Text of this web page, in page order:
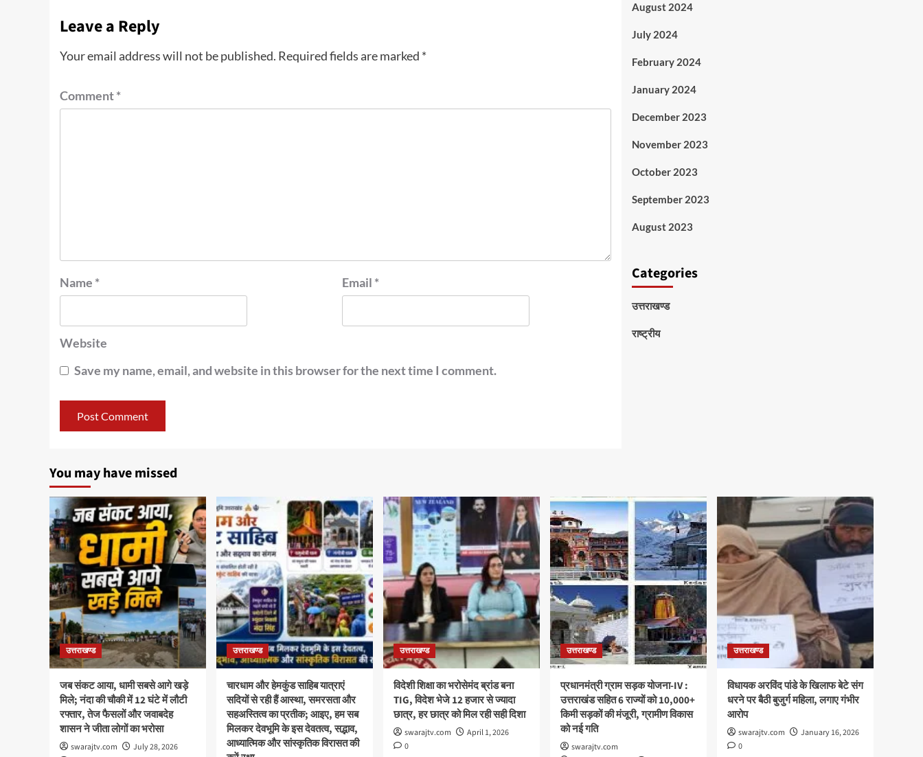
Leave a Reply
Your email address will not be published. Required fields are marked *
Comment*
Name * Email *
Website
Save my name, email, and website in this browser for the next time I comment.
August 2024
July 2024
February 2024
January 2024
December 2023
November 2023
October 2023
September 2023
August 2023
Categories
उत्तराखण्ड
राष्ट्रीय
You may have missed
उत्तराखण्ड
जब संकट आया, धामी सबसे आगे खड़े
मिले; नंदा की चौकी में 12 घंटे में लौटी
रफ्तार, तेज फैसलों और जवाबदेह
शासन ने जीता लोगों का भरोसा
swarajtv.com
July 28, 2026
उत्तराखण्ड
चारधाम और हेमकुंड साहिब यात्राएं
सदियों से रही हैं आस्था, समरसता और
सहअस्तित्व का प्रतीक; आइए, हम सब
मिलकर देवभूमि के इस देवतत्व, सद्भाव,
आध्यात्मिक और सांस्कृतिक विरासत की
उत्तराखण्ड
विदेशी शिक्षा का भरोसेमंद ब्रांड बना
TIG, विदेश भेजे 12 हजार से ज्यादा
छात्र, हर छात्र को मिल रही सही दिशा
swarajtv.com
April 1, 2026
0
उत्तराखण्ड
प्रधानमंत्री ग्राम सड़क योजना-IV :
उत्तराखंड सहित 6 राज्यों को 10,000+
किमी सड़कों की मंजूरी, ग्रामीण विकास
को नई गति
swarajtv.com
उत्तराखण्ड
विधायक अरविंद पांडे के खिलाफ बेटे संग
धरने पर बैठी बुजुर्ग महिला, लगाए गंभीर
आरोप
swarajtv.com
January 16, 2026
0